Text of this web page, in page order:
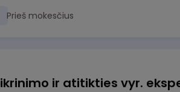
Prieš mokesčius